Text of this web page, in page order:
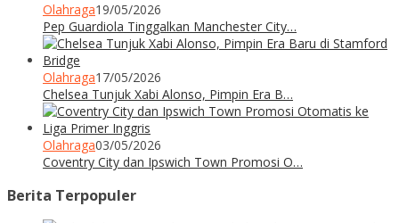
Olahraga19/05/2026
Pep Guardiola Tinggalkan Manchester City…
Olahraga17/05/2026
Chelsea Tunjuk Xabi Alonso, Pimpin Era B…
Olahraga03/05/2026
Coventry City dan Ipswich Town Promosi O…
Berita Terpopuler